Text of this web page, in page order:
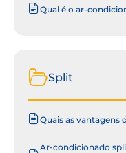
Qual é o ar-
Split
Quais as vantagens
Ar-condicionado